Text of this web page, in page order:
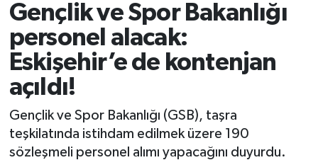
Gençlik ve Spor Bakanlığı
personel alacak:
Eskişehir’e de kontenjan
açıldı!
Gençlik ve Spor Bakanlığı (GSB), taşra
teşkilatında istihdam edilmek üzere 190
sözleşmeli personel alımı yapacağını duyurdu.
Süper Lig Puan Durumu ve Fikstür
Tüm Manşetler
Son Dakika Haberleri
Haber Arşivi